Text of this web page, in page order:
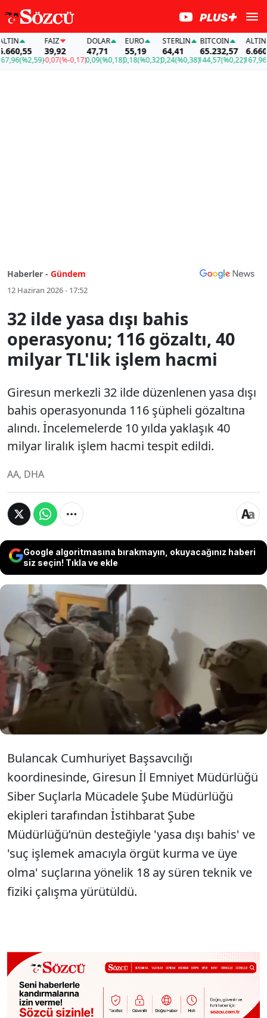
(%2,59)
FAİZ
39,92
-0,07(%-0,17)
DOLAR
47,71
0,09(%0,18)
EURO
55,19
0,18(%0,32)
STERLIN
64,41
0,24(%0,38)
BITCOIN
65.232,57
144,57(%0,22)
ALTIN
6.660,55
167,96
Haberler - Gündem
12 Haziran 2026 - 17:52
32 ilde yasa dışı bahis
operasyonu; 116 gözaltı, 40
milyar TL'lik işlem hacmi
Giresun merkezli 32 ilde düzenlenen yasa dışı
bahis operasyonunda 116 şüpheli gözaltına
alındı. İncelemelerde 10 yılda yaklaşık 40
milyar liralık işlem hacmi tespit edildi.
AA, DHA
Google algoritmasına bırakmayın, okuyacağınız haberi
siz seçin! Tıkla ve ekle
Giresun merkezli 32 ilde düzenlenen yasa
dışı bahis operasyonunda 116 şüpheli
gözaltına alındı. İncelemelerde 10 yılda
yaklaşık 40 milyar liralık işlem hacmi tespit
edildi.
Bulancak Cumhuriyet Başsavcılığı
koordinesinde, Giresun İl Emniyet Müdürlüğü
Siber Suçlarla Mücadele Şube Müdürlüğü
ekipleri tarafından İstihbarat Şube
Müdürlüğü’nün desteğiyle 'yasa dışı bahis' ve
'suç işlemek amacıyla örgüt kurma ve üye
olma' suçlarına yönelik 18 ay süren teknik ve
fiziki çalışma yürütüldü.